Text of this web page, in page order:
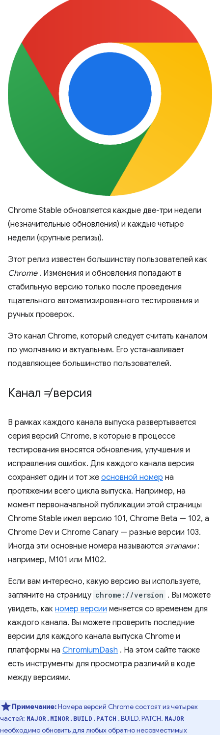
Chrome Stable обновляется каждые две-три недели
(незначительные обновления) и каждые четыре
недели (крупные релизы).
Этот релиз известен большинству пользователей как
Chrome. Изменения и обновления попадают в
стабильную версию только после проведения
тщательного автоматизированного тестирования и
ручных проверок.
Это канал Chrome, который следует считать каналом
по умолчанию и актуальным. Его устанавливает
подавляющее большинство пользователей.
Канал ≠ версия
В рамках каждого канала выпуска развертывается
серия версий Chrome, в которые в процессе
тестирования вносятся обновления, улучшения и
исправления ошибок. Для каждого канала версия
сохраняет один и тот же основной номер на
протяжении всего цикла выпуска. Например, на
момент первоначальной публикации этой страницы
Chrome Stable имел версию 101, Chrome Beta — 102, а
Chrome Dev и Chrome Canary — разные версии 103.
Иногда эти основные номера называются этапами:
например, M101 или M102.
Если вам интересно, какую версию вы используете,
загляните на страницу chrome://version . Вы можете
увидеть, как номер версии меняется со временем для
каждого канала. Вы можете проверить последние
версии для каждого канала выпуска Chrome и
платформы на ChromiumDash . На этом сайте также
есть инструменты для просмотра различий в коде
между версиями.
Примечание:Номера версий Chrome состоят из четырех
частей: MAJOR.MINOR.BUILD.PATCH , BUILD, PATCH. MAJOR
необходимо обновить для любых обратно несовместимых